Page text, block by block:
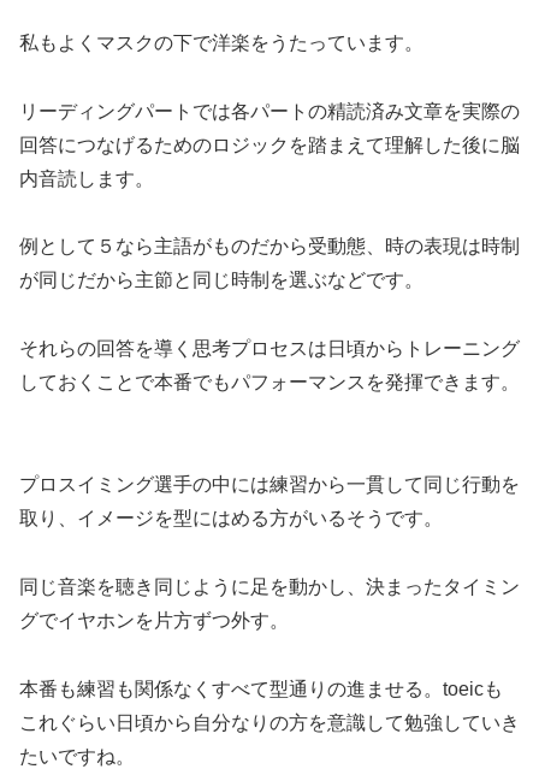
私もよくマスクの下で洋楽をうたっています。
リーディングパートでは各パートの精読済み文章を実際の
回答につなげるためのロジックを踏まえて理解した後に脳
内音読します。
例として５なら主語がものだから受動態、時の表現は時制
が同じだから主節と同じ時制を選ぶなどです。
それらの回答を導く思考プロセスは日頃からトレーニング
しておくことで本番でもパフォーマンスを発揮できます。
プロスイミング選手の中には練習から一貫して同じ行動を
取り、イメージを型にはめる方がいるそうです。
同じ音楽を聴き同じように足を動かし、決まったタイミン
グでイヤホンを片方ずつ外す。
本番も練習も関係なくすべて型通りの進ませる。toeicも
これぐらい日頃から自分なりの方を意識して勉強していき
たいですね。